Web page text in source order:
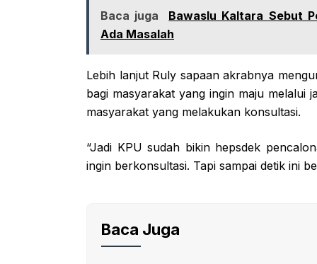
Baca juga
Bawaslu Kaltara Sebut
Ada Masalah
Lebih lanjut Ruly sapaan akrabnya
bagi masyarakat yang ingin maju melalui
masyarakat yang melakukan konsultasi.
“Jadi KPU sudah bikin hepsdek
ingin berkonsultasi. Tapi sampai detik ini
Baca Juga